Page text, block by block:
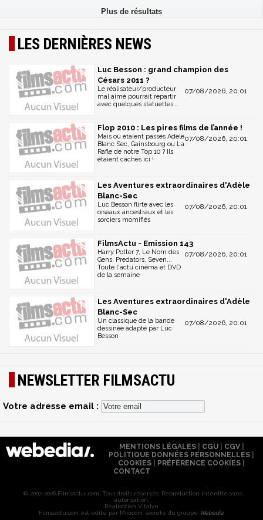
LES DERNIÈRES NEWS
Luc Besson : grand champion des
Césars 2011 ?
07/08/2026, 20:01
Le réalisateur/producteur
mal aimé pourrait repartir
avec quelques statuettes...
Flop 2010 : Les pires films de l’année !
07/08/2026, 20:01
Mais où étaient passés Adèle
Blanc Sec, Gainsbourg ou La
Rafle de notre Top 10 ? Ils
étaient cachés ici !
Les Aventures extraordinaires d'Adèle
Blanc-Sec
07/08/2026, 20:01
Luc Besson flirte avec les
oiseaux ancestraux et les
sorciers momifiés
FilmsActu - Emission 143
07/08/2026, 20:01
Harry Potter 7, Le Nom des
Gens, Predators, Seven...
Toute l'actu cinéma et DVD
de la semaine
Les Aventures extraordinaires d'Adèle
Blanc-Sec
07/08/2026, 20:01
Un classique de la bande
dessinée adapté par Luc
Besson
NEWSLETTER FILMSACTU
Votre adresse email :
MENTIONS LÉGALES| CGU| CGV|
POLITIQUE DONNÉES PERSONNELLES
COOKIES
PRÉFÉRENCE COOKIES
CONTACT
© 2007-2026 Filmsactu .com. Tous droits réservés. Reproduction interdite sans
autorisation.
Réalisation Vitalyn
Filmsactu.com est édité par Mixicom, société du groupe Webedia.